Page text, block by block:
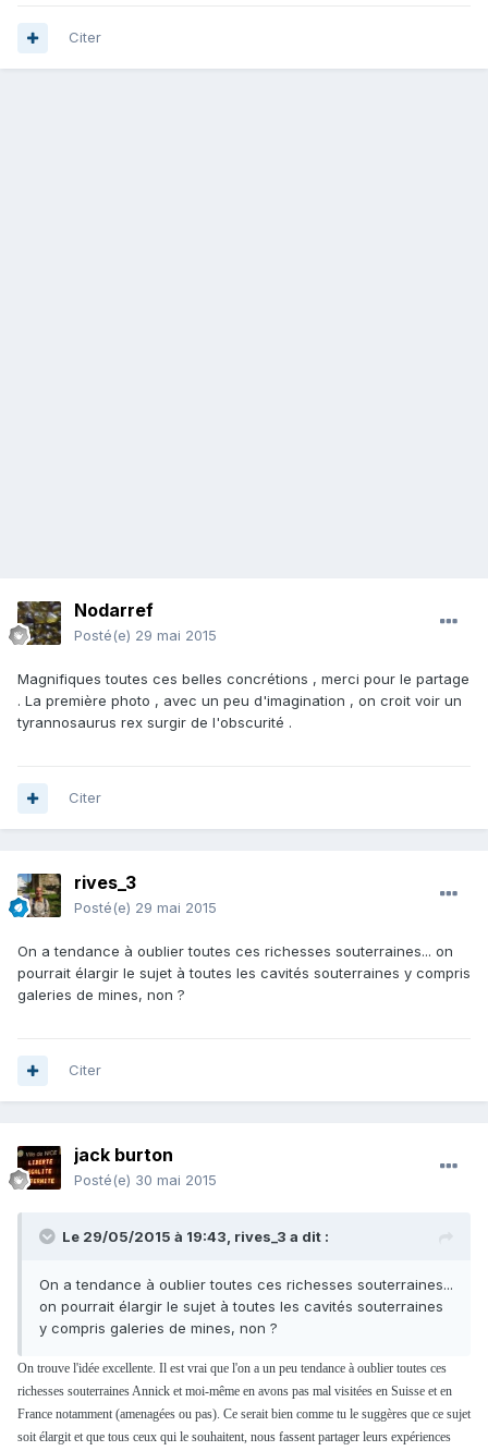
Citer
Nodarref
Posté(e) 29 mai 2015
Magnifiques toutes ces belles concrétions , merci pour le partage
. La première photo , avec un peu d'imagination , on croit voir un
tyrannosaurus rex surgir de l'obscurité .
Citer
rives_3
Posté(e) 29 mai 2015
On a tendance à oublier toutes ces richesses souterraines... on
pourrait élargir le sujet à toutes les cavités souterraines y compris
galeries de mines, non ?
Citer
jack burton
Posté(e) 30 mai 2015
Le 29/05/2015 à 19:43, rives_3 a dit :
On a tendance à oublier toutes ces richesses souterraines...
on pourrait élargir le sujet à toutes les cavités souterraines
y compris galeries de mines, non ?
On trouve l'idée excellente. Il est vrai que l'on a un peu tendance à oublier toutes ces
richesses souterraines Annick et moi-même en avons pas mal visitées en Suisse et en
France notamment (amenagées ou pas). Ce serait bien comme tu le suggères que ce sujet
soit élargit et que tous ceux qui le souhaitent, nous fassent partager leurs expériences